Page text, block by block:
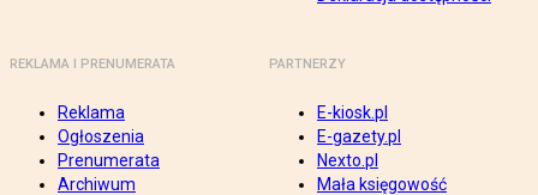
REKLAMA I PRENUMERATA
Reklama
Ogłoszenia
Prenumerata
Archiwum
PARTNERZY
E-kiosk.pl
E-gazety.pl
Nexto.pl
Mała księgowość